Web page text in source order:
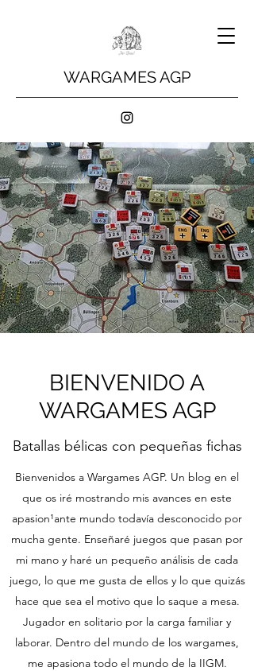
WARGAMES AGP
BIENVENIDO A
WARGAMES AGP
Batallas bélicas con pequeñas fichas
Bienvenidos a Wargames AGP. Un blog en el
que os iré mostrando mis avances en este
apasion¹ante mundo todavía desconocido por
mucha gente. Enseñaré juegos que pasan por
mi mano y haré un pequeño análisis de cada
juego, lo que me gusta de ellos y lo que quizás
hace que sea el motivo que lo saque a mesa.
Jugador en solitario por la carga familiar y
laborar. Dentro del mundo de los wargames,
me apasiona todo el mundo de la IIGM.